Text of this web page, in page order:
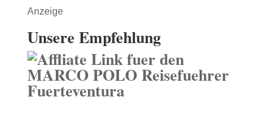
Anzeige
Unsere Empfehlung